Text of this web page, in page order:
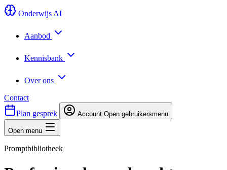
Onderwijs AI
Aanbod
Kennisbank
Over ons
Contact
Plan gesprek
Account Open gebruikersmenu
Open menu
Promptbibliotheek